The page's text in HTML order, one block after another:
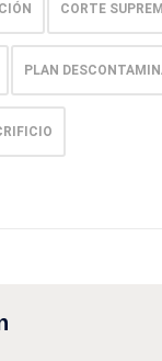
CORTE
PLAN